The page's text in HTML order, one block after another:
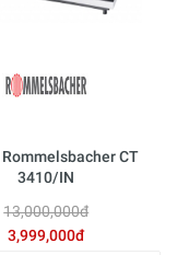
CT
3410/IN
13,000,000đ
3,999,000đ